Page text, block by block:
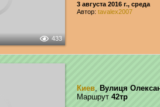
433
3 августа 2016 г., среда
Автор: tavalex2007
Киев, Вулиця
Маршрут 42тр